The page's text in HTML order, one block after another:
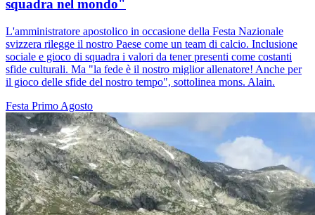
squadra nel mondo"
L'amministratore apostolico in occasione della Festa Nazionale
svizzera rilegge il nostro Paese come un team di calcio. Inclusione
sociale e gioco di squadra i valori da tener presenti come costanti
sfide culturali. Ma "la fede è il nostro miglior allenatore! Anche per
il gioco delle sfide del nostro tempo", sottolinea mons. Alain.
Festa Primo Agosto